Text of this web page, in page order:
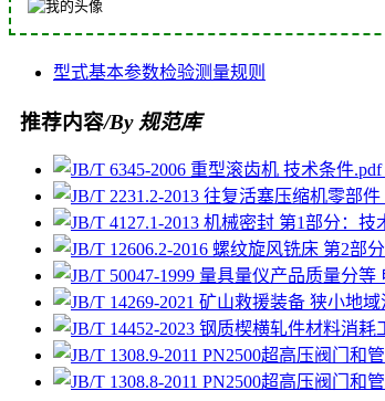
型式基本参数检验测量规则
推荐内容/By 规范库